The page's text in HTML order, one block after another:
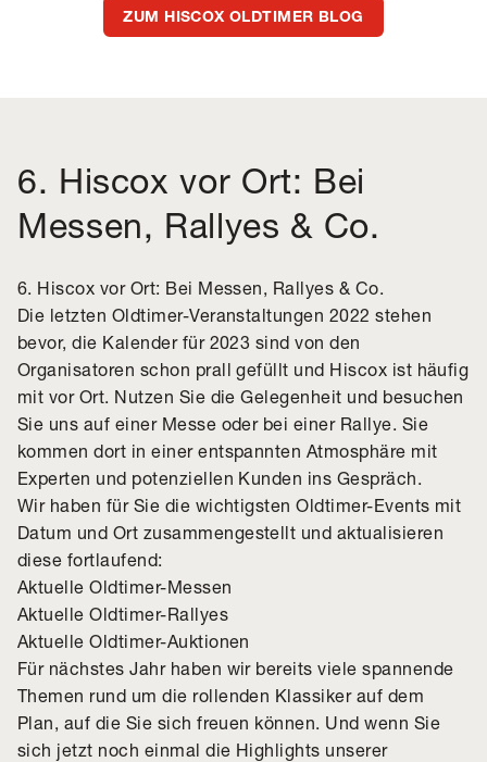
ZUM HISCOX OLDTIMER BLOG
6. Hiscox vor Ort: Bei
Messen, Rallyes & Co.
6. Hiscox vor Ort: Bei Messen, Rallyes & Co.
Die letzten Oldtimer-Veranstaltungen 2022 stehen
bevor, die Kalender für 2023 sind von den
Organisatoren schon prall gefüllt und Hiscox ist häufig
mit vor Ort. Nutzen Sie die Gelegenheit und besuchen
Sie uns auf einer Messe oder bei einer Rallye. Sie
kommen dort in einer entspannten Atmosphäre mit
Experten und potenziellen Kunden ins Gespräch.
Wir haben für Sie die wichtigsten Oldtimer-Events mit
Datum und Ort zusammengestellt und aktualisieren
diese fortlaufend:
Aktuelle Oldtimer-Messen
Aktuelle Oldtimer-Rallyes
Aktuelle Oldtimer-Auktionen
Für nächstes Jahr haben wir bereits viele spannende
Themen rund um die rollenden Klassiker auf dem
Plan, auf die Sie sich freuen können. Und wenn Sie
sich jetzt noch einmal die Highlights unserer